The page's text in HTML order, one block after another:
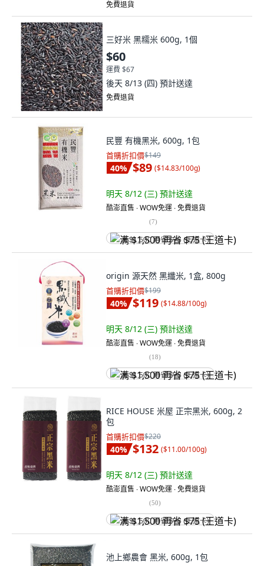
免費退貨
三好米 黑糯米 600g, 1個
$60
運費 $67
後天 8/13 (四) 預計送達
免費退貨
民豐 有機黑米, 600g, 1包
首購折扣價$149
40% $89 ($14.83/100g)
明天 8/12 (三) 預計送達
酷澎直售 ∙ WOW免運 ∙ 免費退貨
(7)
满 $1,500 再省 $75 (王道卡)
origin 源天然 黑纖米, 1盒, 800g
首購折扣價$199
40% $119 ($14.88/100g)
明天 8/12 (三) 預計送達
酷澎直售 ∙ WOW免運 ∙ 免費退貨
(18)
满 $1,500 再省 $75 (王道卡)
RICE HOUSE 米屋 正宗黑米, 600g, 2
包
首購折扣價$220
40% $132 ($11.00/100g)
明天 8/12 (三) 預計送達
酷澎直售 ∙ WOW免運 ∙ 免費退貨
(50)
满 $1,500 再省 $75 (王道卡)
池上鄉農會 黑米, 600g, 1包